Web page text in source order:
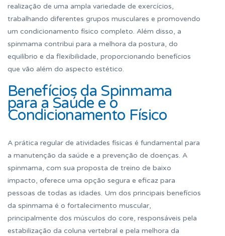
realização de uma ampla variedade de exercícios,
trabalhando diferentes grupos musculares e promovendo
um condicionamento físico completo. Além disso, a
spinmama contribui para a melhora da postura, do
equilíbrio e da flexibilidade, proporcionando benefícios
que vão além do aspecto estético.
Benefícios da Spinmama
para a Saúde e o
Condicionamento Físico
A prática regular de atividades físicas é fundamental para
a manutenção da saúde e a prevenção de doenças. A
spinmama, com sua proposta de treino de baixo
impacto, oferece uma opção segura e eficaz para
pessoas de todas as idades. Um dos principais benefícios
da spinmama é o fortalecimento muscular,
principalmente dos músculos do core, responsáveis pela
estabilização da coluna vertebral e pela melhora da